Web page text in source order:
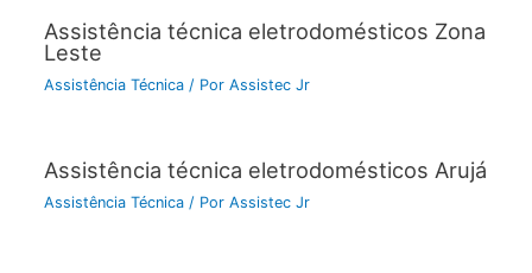
Assistência técnica eletrodomésticos Zona
Leste
Assistência Técnica/ Por Assistec Jr
Assistência técnica eletrodomésticos Arujá
Assistência Técnica/ Por Assistec Jr